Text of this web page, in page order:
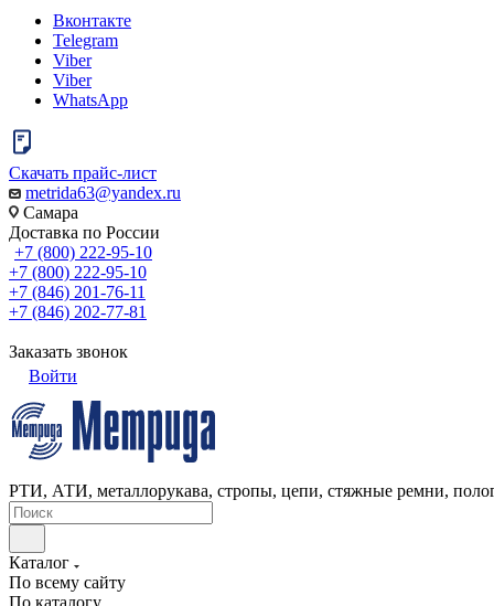
Вконтакте
Telegram
Viber
Viber
WhatsApp
Скачать прайс-лист
metrida63@yandex.ru
Самара
Доставка по России
+7 (800) 222-95-10
+7 (800) 222-95-10
+7 (846) 201-76-11
+7 (846) 202-77-81
Заказать звонок
Войти
РТИ, АТИ, металлорукава, стропы, цепи, стяжные ремни,
Каталог
По всему сайту
По каталогу